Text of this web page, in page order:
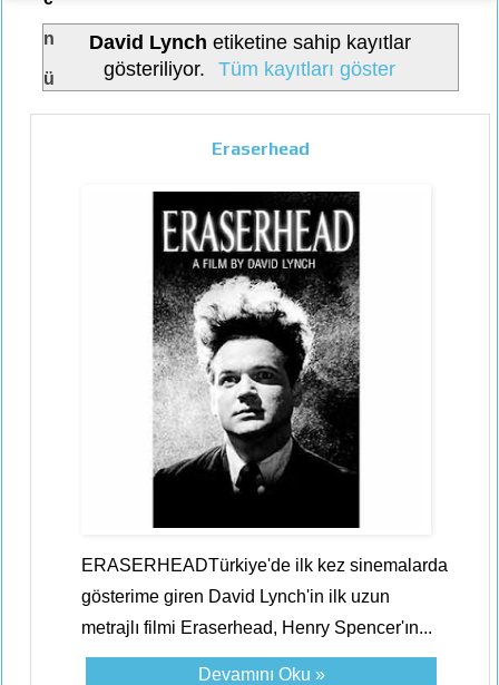
n
ü
David Lynch etiketine sahip kayıtlar
gösteriliyor.
Tüm kayıtları göster
Eraserhead
ERASERHEADTürkiye'de ilk kez sinemalarda
gösterime giren David Lynch'in ilk uzun
metrajlı filmi Eraserhead, Henry Spencer'ın...
Devamını Oku »